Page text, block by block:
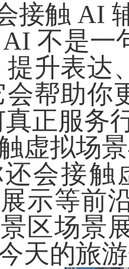
接触 AI
AI 不是一
升表达
帮助你
正服务
虚拟场
会接触
示等前
区场景
天的旅